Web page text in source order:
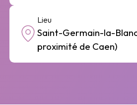
Lieu
Saint-Germain-la-
proximité de Caen)